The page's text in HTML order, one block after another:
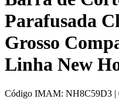
Parafusada
Grosso
Linha New
Código IMAM: NH8C59D3 |